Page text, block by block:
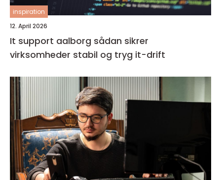
inspiration
12. April 2026
It support aalborg sådan sikrer
virksomheder stabil og tryg it-drift